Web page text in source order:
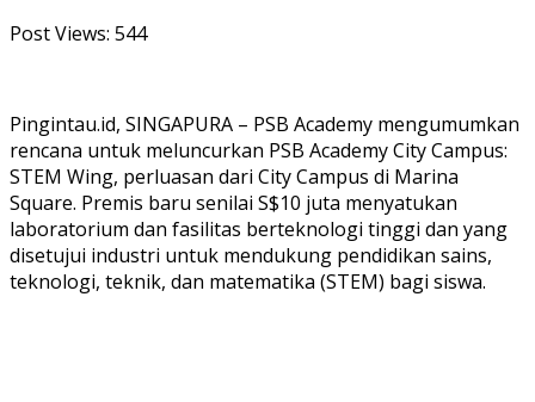
Post Views: 544
Pingintau.id, SINGAPURA – PSB Academy mengumumkan
rencana untuk meluncurkan PSB Academy City Campus:
STEM Wing, perluasan dari City Campus di Marina
Square. Premis baru senilai S$10 juta menyatukan
laboratorium dan fasilitas berteknologi tinggi dan yang
disetujui industri untuk mendukung pendidikan sains,
teknologi, teknik, dan matematika (STEM) bagi siswa.